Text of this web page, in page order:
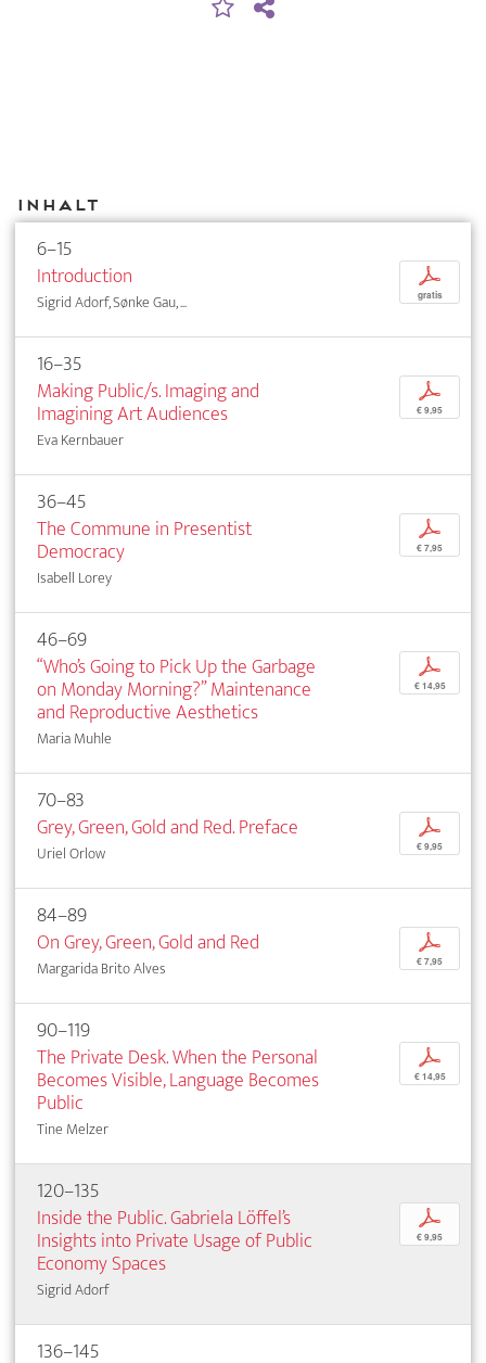
Inhalt
6–15
Introduction
Sigrid Adorf, Sønke Gau, ...
p
gratis
16–35
Making Public/s. Imaging and
Imagining Art Audiences
Eva Kernbauer
p
€ 9,95
36–45
The Commune in Presentist
Democracy
Isabell Lorey
p
€ 7,95
46–69
“Who’s Going to Pick Up the Garbage
on Monday Morning?” Maintenance
and Reproductive Aesthetics
Maria Muhle
p
€ 14,95
70–83
Grey, Green, Gold and Red. Preface
Uriel Orlow
p
€ 9,95
84–89
On Grey, Green, Gold and Red
Margarida Brito Alves
p
€ 7,95
90–119
The Private Desk. When the Personal
Becomes Visible, Language Becomes
Public
Tine Melzer
p
€ 14,95
120–135
Inside the Public. Gabriela Löffel’s
Insights into Private Usage of Public
Economy Spaces
Sigrid Adorf
p
€ 9,95
136–145